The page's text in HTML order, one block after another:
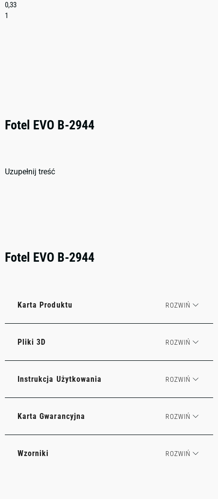
0,33
1
Fotel EVO B-2944
Uzupełnij treść
Fotel EVO B-2944
Karta Produktu
Pliki 3D
Instrukcja Użytkowania
Karta Gwarancyjna
Wzorniki